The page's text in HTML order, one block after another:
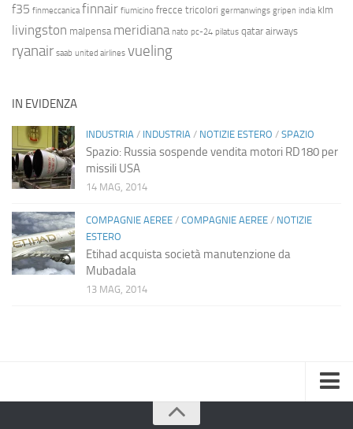
f35 finmeccanica finnair fiumicino frecce tricolori germanwings gripen india klm
livingston malpensa meridiana nato pc-24 pilatus qatar airways
ryanair saab united airlines vueling
IN EVIDENZA
INDUSTRIA / INDUSTRIA / NOTIZIE ESTERO / SPAZIO
Spazio: Russia sospende vendita motori RD180 per
missili USA
14 MAG, 2014
COMPAGNIE AEREE / COMPAGNIE AEREE / NOTIZIE
ESTERO
Etihad acquista società manutenzione da
Mubadala
13 MAG, 2014